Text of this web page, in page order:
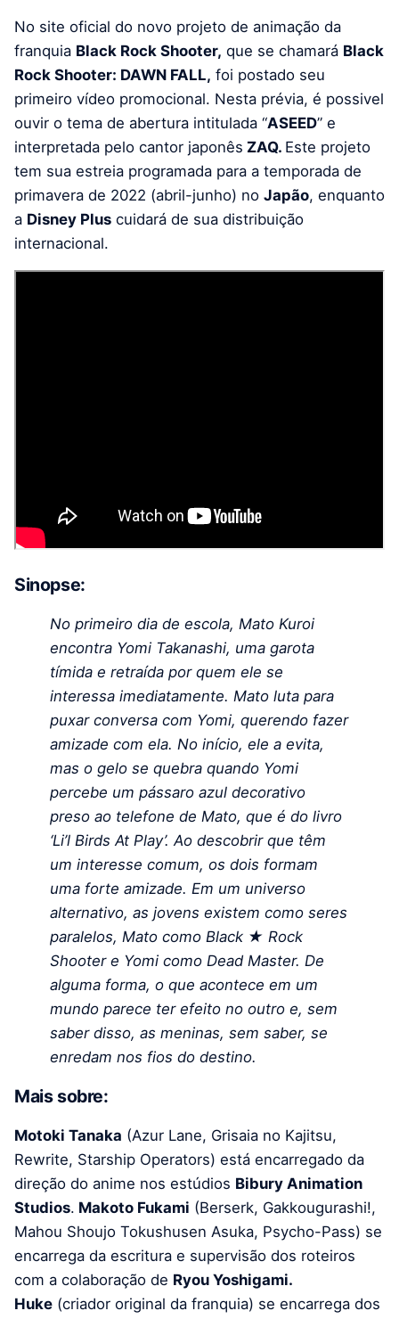
No site oficial do novo projeto de animação da
franquia Black Rock Shooter, que se chamará Black
Rock Shooter: DAWN FALL, foi postado seu
primeiro vídeo promocional. Nesta prévia, é possivel
ouvir o tema de abertura intitulada “ASEED” e
interpretada pelo cantor japonês ZAQ. Este projeto
tem sua estreia programada para a temporada de
primavera de 2022 (abril-junho) no Japão, enquanto
a Disney Plus cuidará de sua distribuição
internacional.
Sinopse:
No primeiro dia de escola, Mato Kuroi
encontra Yomi Takanashi, uma garota
tímida e retraída por quem ele se
interessa imediatamente. Mato luta para
puxar conversa com Yomi, querendo fazer
amizade com ela. No início, ele a evita,
mas o gelo se quebra quando Yomi
percebe um pássaro azul decorativo
preso ao telefone de Mato, que é do livro
‘Li’l Birds At Play’. Ao descobrir que têm
um interesse comum, os dois formam
uma forte amizade. Em um universo
alternativo, as jovens existem como seres
paralelos, Mato como Black ★ Rock
Shooter e Yomi como Dead Master. De
alguma forma, o que acontece em um
mundo parece ter efeito no outro e, sem
saber disso, as meninas, sem saber, se
enredam nos fios do destino.
Mais sobre:
Motoki Tanaka (Azur Lane, Grisaia no Kajitsu,
Rewrite, Starship Operators) está encarregado da
direção do anime nos estúdios Bibury Animation
Studios. Makoto Fukami (Berserk, Gakkougurashi!,
Mahou Shoujo Tokushusen Asuka, Psycho-Pass) se
encarrega da escritura e supervisão dos roteiros
com a colaboração de Ryou Yoshigami.
Huke (criador original da franquia) se encarrega dos